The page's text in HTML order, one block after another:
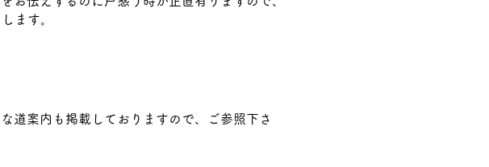
ます。
道案内も掲載しておりますので、ご参照下さ